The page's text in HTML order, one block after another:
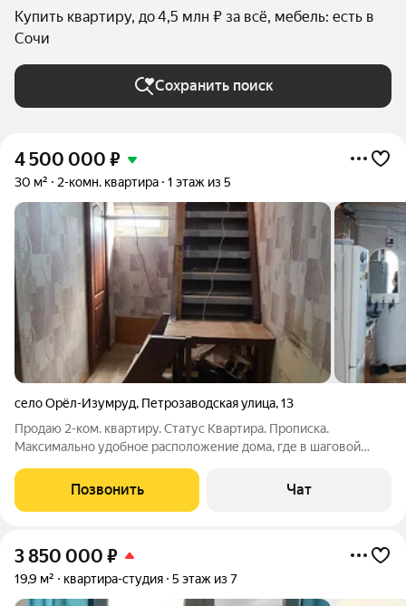
Купить квартиру, до 4,5 млн ₽ за всё, мебель: есть в
Сочи
Сохранить поиск
4 500 000 ₽
30 м² 2-комн. квартира 1 этаж из 5
село Орёл-Изумруд, Петрозаводская улица,13
Продаю 2-ком. квартиру. Статус Квартира. Прописка.
Максимально удобное расположение дома, где в шаговой
школа, 2 детских сада, больница, мед. центр, аптеки, магазины,
оборудованы детская и
Позвонить Чат
3 850 000 ₽
19,9 м² квартира-студия 5 этаж из 7